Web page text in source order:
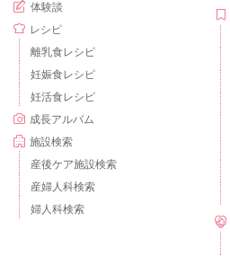
体験談
レシピ
離乳食レシピ
妊娠食レシピ
妊活食レシピ
成長アルバム
施設検索
産後ケア施設検索
産婦人科検索
婦人科検索